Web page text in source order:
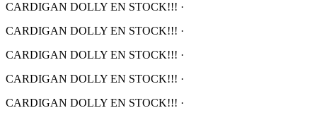
CARDIGAN DOLLY EN STOCK!!! ·
CARDIGAN DOLLY EN STOCK!!! ·
CARDIGAN DOLLY EN STOCK!!! ·
CARDIGAN DOLLY EN STOCK!!! ·
CARDIGAN DOLLY EN STOCK!!! ·